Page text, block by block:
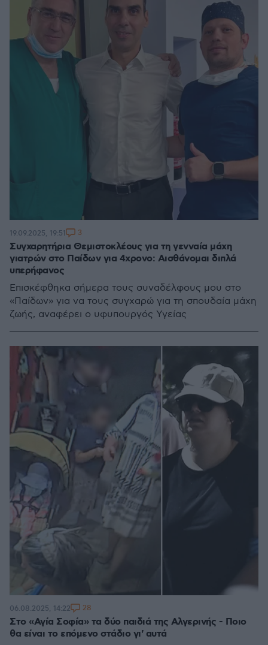
Συγχαρητήρια Θεμιστοκλέους για τη γενναία μάχη
γιατρών στο Παίδων για 4χρονο: Αισθάνομαι διπλά
υπερήφανος
Επισκέφθηκα σήμερα τους συναδέλφους μου στο
«Παίδων» για να τους συγχαρώ για τη σπουδαία μάχη
ζωής, αναφέρει ο υφυπουργός Υγείας
19.09.2025, 19:51 3
Στο «Αγία Σοφία» τα δύο παιδιά της Αλγερινής - Ποιο
θα είναι το επόμενο στάδιο γι' αυτά
06.08.2025, 14:22 28